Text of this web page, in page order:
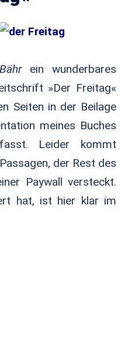
ein wunderbares
»Der Freitag«
Seiten in der Beilage
meines Buches
Leider kommt
der Rest des
Paywall versteckt.
hat, ist hier klar im